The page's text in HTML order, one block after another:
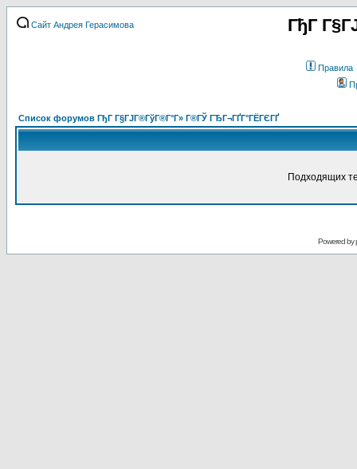
Сайт Андрея Герасимова ГђГ
Правила
Список форумов ГђГ Г§ГЈГ®ГўГ®Г°Г» Г®ГЎ ГЂГ¬ГҐГ°ГЁГЄГҐ
Подходящих
Powered by